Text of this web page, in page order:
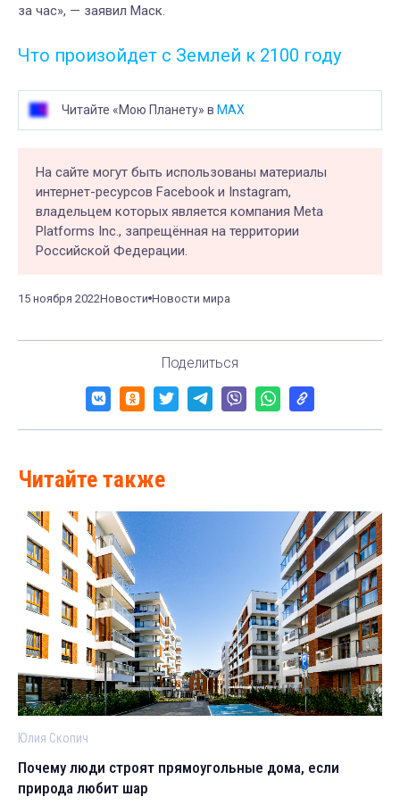
за час», — заявил Маск.
Что произойдет с Землей к 2100 году
Читайте «Мою Планету» в MAX
На сайте могут быть использованы материалы
интернет-ресурсов Facebook и Instagram,
владельцем которых является компания Meta
Platforms Inc., запрещённая на территории
Российской Федерации.
15 ноября 2022Новости Новости мира
Поделиться
Читайте также
Юлия Скопич
Почему люди строят прямоугольные дома, если
природа любит шар